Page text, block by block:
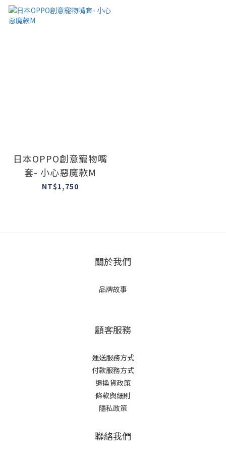
日本OPPO創意寵物嘴
套- 小心惡魔款M
NT$1,750
關於我們
品牌故事
顧客服務
運送服務方式
付款服務方式
退換貨政策
條款與細則
隱私政策
聯絡我們